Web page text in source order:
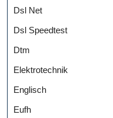
Dsl Net
Dsl Speedtest
Dtm
Elektrotechnik
Englisch
Eufh